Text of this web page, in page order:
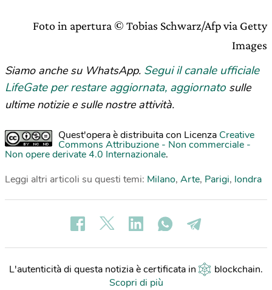
Foto in apertura © Tobias Schwarz/Afp via Getty
Images
Siamo anche su WhatsApp. Segui il canale ufficiale
LifeGate per restare aggiornata, aggiornato sulle
ultime notizie e sulle nostre attività.
Quest'opera è distribuita con Licenza Creative
Commons Attribuzione - Non commerciale -
Non opere derivate 4.0 Internazionale.
Leggi altri articoli su questi temi: Milano, Arte, Parigi, londra
L'autenticità di questa notizia è certificata in blockchain.
Scopri di più